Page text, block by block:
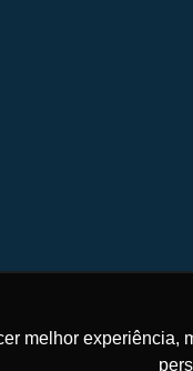
melhor experiência,